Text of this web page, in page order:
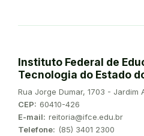
Instituto Federal de
Tecnologia do Estado
Endereço:
Rua Jorge Dumar, 1703 - Jardim
CEP: 60410-426
E-mail: reitoria@ifce.edu.br
Telefone: (85) 3401 2300